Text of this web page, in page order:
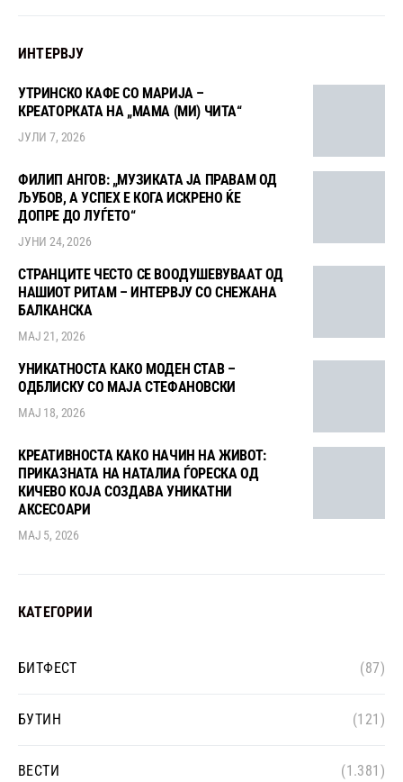
ИНТЕРВЈУ
УТРИНСКО КАФЕ СО МАРИЈА –
КРЕАТОРКАТА НА „МАМА (МИ) ЧИТА“
ЈУЛИ 7, 2026
ФИЛИП АНГОВ: „МУЗИКАТА ЈА ПРАВАМ ОД
ЉУБОВ, А УСПЕХ Е КОГА ИСКРЕНО ЌЕ
ДОПРЕ ДО ЛУЃЕТО“
ЈУНИ 24, 2026
СТРАНЦИТЕ ЧЕСТО СЕ ВООДУШЕВУВААТ ОД
НАШИОТ РИТАМ – ИНТЕРВЈУ СО СНЕЖАНА
БАЛКАНСКА
МАЈ 21, 2026
УНИКАТНОСТА КАКО МОДЕН СТАВ –
ОДБЛИСКУ СО МАЈА СТЕФАНОВСКИ
МАЈ 18, 2026
КРЕАТИВНОСТА КАКО НАЧИН НА ЖИВОТ:
ПРИКАЗНАТА НА НАТАЛИА ЃОРЕСКА ОД
КИЧЕВО КОЈА СОЗДАВА УНИКАТНИ
АКСЕСОАРИ
МАЈ 5, 2026
КАТЕГОРИИ
БИТФЕСТ (87)
БУТИН (121)
ВЕСТИ (1.381)